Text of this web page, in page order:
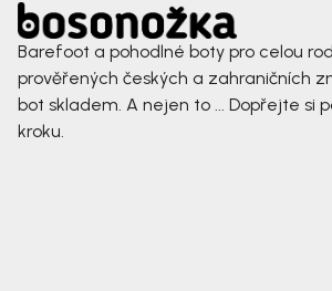
Barefoot a pohodlné boty pro celou
prověřených českých a zahraničních
bot skladem. A nejen to ... Dopřejte si
kroku.